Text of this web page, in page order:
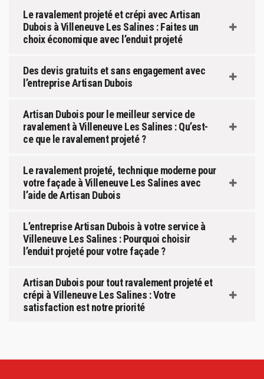
Le ravalement projeté et crépi avec Artisan
Dubois à Villeneuve Les Salines : Faites un
choix économique avec l’enduit projeté
Des devis gratuits et sans engagement avec
l’entreprise Artisan Dubois
Artisan Dubois pour le meilleur service de
ravalement à Villeneuve Les Salines : Qu’est-
ce que le ravalement projeté ?
Le ravalement projeté, technique moderne pour
votre façade à Villeneuve Les Salines avec
l’aide de Artisan Dubois
L’entreprise Artisan Dubois à votre service à
Villeneuve Les Salines : Pourquoi choisir
l’enduit projeté pour votre façade ?
Artisan Dubois pour tout ravalement projeté et
crépi à Villeneuve Les Salines : Votre
satisfaction est notre priorité